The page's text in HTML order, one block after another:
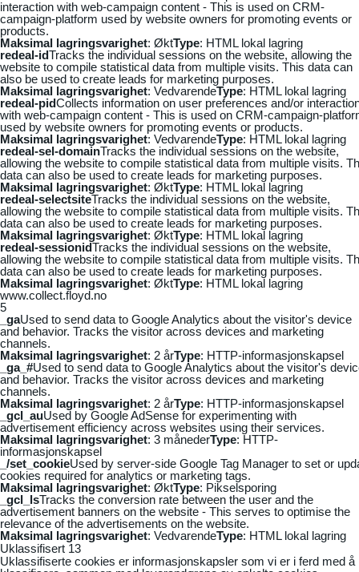
interaction with web-campaign content - This is used on CRM-
campaign-platform used by website owners for promoting events or
products.
Maksimal lagringsvarighet: ØktType: HTML lokal lagring
redeal-idTracks the individual sessions on the website, allowing the
website to compile statistical data from multiple visits. This data can
also be used to create leads for marketing purposes.
Maksimal lagringsvarighet: VedvarendeType: HTML lokal lagring
redeal-pidCollects information on user preferences and/or
with web-campaign content - This is used on CRM-campaign-
used by website owners for promoting events or products.
Maksimal lagringsvarighet: VedvarendeType: HTML lokal lagring
redeal-sel-domainTracks the individual sessions on the website,
allowing the website to compile statistical data from multiple visits.
data can also be used to create leads for marketing purposes.
Maksimal lagringsvarighet: ØktType: HTML lokal lagring
redeal-selectsiteTracks the individual sessions on the website,
allowing the website to compile statistical data from multiple visits.
data can also be used to create leads for marketing purposes.
Maksimal lagringsvarighet: ØktType: HTML lokal lagring
redeal-sessionidTracks the individual sessions on the website,
allowing the website to compile statistical data from multiple visits.
data can also be used to create leads for marketing purposes.
Maksimal lagringsvarighet: ØktType: HTML lokal lagring
www.collect.floyd.no
5
_gaUsed to send data to Google Analytics about the visitor's device
and behavior. Tracks the visitor across devices and marketing
channels.
Maksimal lagringsvarighet: 2 årType: HTTP-informasjonskapsel
_ga_#Used to send data to Google Analytics about the visitor's
and behavior. Tracks the visitor across devices and marketing
channels.
Maksimal lagringsvarighet: 2 årType: HTTP-informasjonskapsel
_gcl_auUsed by Google AdSense for experimenting with
advertisement efficiency across websites using their services.
Maksimal lagringsvarighet: 3 månederType: HTTP-
informasjonskapsel
_/set_cookieUsed by server-side Google Tag Manager to set or
cookies required for analytics or marketing tags.
Maksimal lagringsvarighet: ØktType: Pikselsporing
_gcl_lsTracks the conversion rate between the user and the
advertisement banners on the website - This serves to optimise the
relevance of the advertisements on the website.
Maksimal lagringsvarighet: VedvarendeType: HTML lokal lagring
Uklassifisert 13
Uklassifiserte cookies er informasjonskapsler som vi er i ferd med å